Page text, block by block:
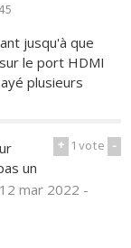
jusqu'à que
le port HDMI
plusieurs
+ 1vote -
un
mar 2022 -